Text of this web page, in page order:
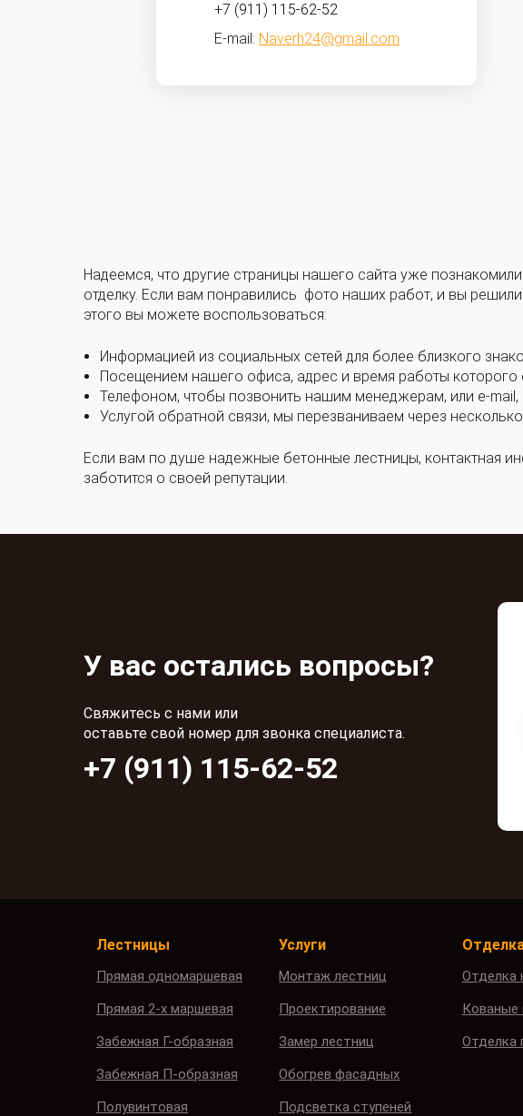
+7 (911) 115-62-52
E-mail: Naverh24@gmail.com
Надеемся, что другие страницы нашего сайта уже
отделку. Если вам понравились фото наших работ, и вы
этого вы можете воспользоваться:
Информацией из социальных сетей для более близкого
Посещением нашего офиса, адрес и время работы которого
Телефоном, чтобы позвонить нашим менеджерам, или e-mail,
Услугой обратной связи, мы перезваниваем через
Если вам по душе надежные бетонные лестницы, контактная
заботится о своей репутации.
У вас остались вопросы?
Свяжитесь с нами или
оставьте свой номер для звонка специалиста.
+7 (911) 115-62-52
Лестницы
Прямая одномаршевая
Прямая 2-х маршевая
Забежная Г-образная
Забежная П-образная
Полувинтовая
Услуги
Монтаж лестниц
Проектирование
Замер лестниц
Обогрев фасадных
Подсветка ступеней
Отделка
Кованые
Отделка